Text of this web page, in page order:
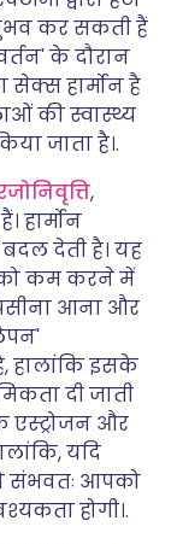
कर सकती हैं
के दौरान
सेक्स हार्मोन है
की स्वास्थ्य
जाता है।.
,
हार्मोन
बदल देती है। यह
को कम करने में
आना और
हालांकि इसके
दी जाती
एस्ट्रोजन और
यदि
संभवतः आपको
होगी।.